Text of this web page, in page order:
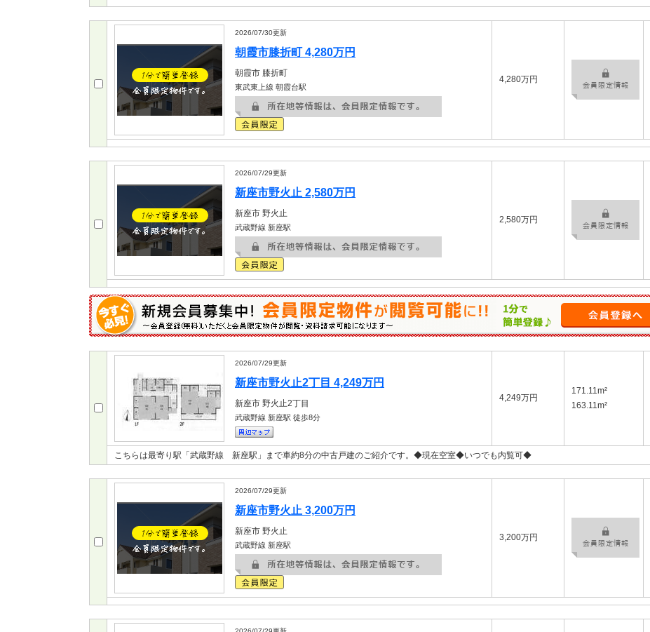
2026/07/30更新
朝霞市膝折町 4,280万円
朝霞市 膝折町
東武東上線 朝霞台駅
4,280万円
2026/07/29更新
新座市野火止 2,580万円
新座市 野火止
武蔵野線 新座駅
2,580万円
2026/07/29更新
新座市野火止2丁目 4,249万円
新座市 野火止2丁目
武蔵野線 新座駅 徒歩8分
4,249万円
171.11m²
163.11m²
こちらは最寄り駅「武蔵野線 新座駅」まで車約8分の中古戸建のご紹介です。◆現在空室◆いつでも内覧可◆
2026/07/29更新
新座市野火止 3,200万円
新座市 野火止
武蔵野線 新座駅
3,200万円